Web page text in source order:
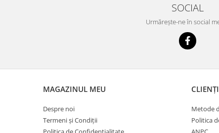
SOCIAL
Urmărește-ne în social
MAGAZINUL MEU
Despre noi
Termeni și Condiții
CLIENȚI
Metode
Politica